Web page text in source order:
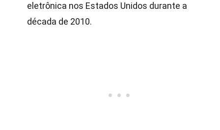
eletrônica nos Estados Unidos durante a
década de 2010.